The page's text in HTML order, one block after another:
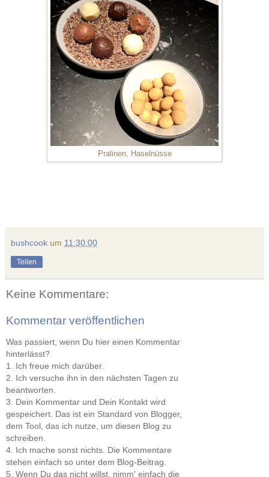
Pralinen, Haselnüsse
bushcook um 11:30:00
Teilen
Keine Kommentare:
Kommentar veröffentlichen
Was passiert, wenn Du hier einen Kommentar
hinterlässt?
1. Ich freue mich darüber.
2. Ich versuche ihn in den nächsten Tagen zu
beantworten.
3. Dein Kommentar und Dein Kontakt wird
gespeichert. Das ist ein Standard von Blogger,
dem Tool, das ich nutze, um diesen Blog zu
schreiben.
4. Ich mache sonst nichts. Die Kommentare
stehen einfach so unter dem Blog-Beitrag.
5. Wenn Du das nicht willst, nimm' einfach die